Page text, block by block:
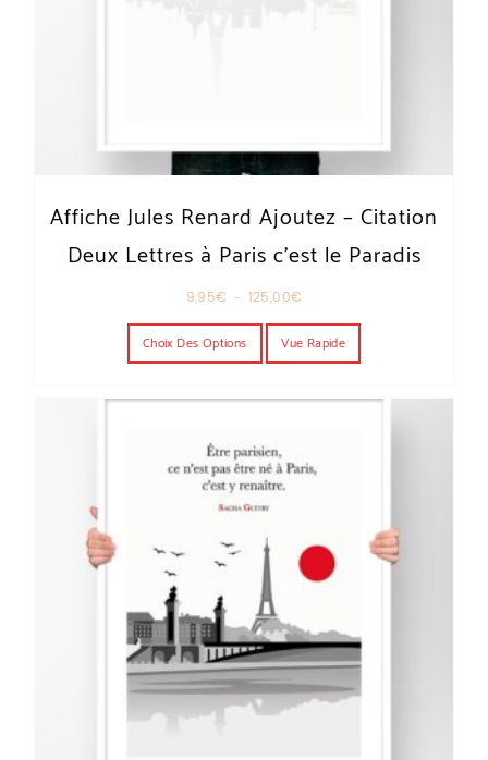
Affiche Jules Renard Ajoutez – Citation
Deux Lettres à Paris c’est le Paradis
9,95€ – 125,00€
Choix Des Options
Ce produit a plusieurs variations. Les
Vue Rapide